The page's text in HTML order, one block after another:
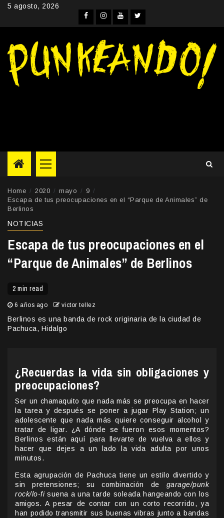
Skip5 agosto, 2026
Facebook
Instagram
YouTube
Twitter
Primary
Menu
Home 2020 mayo
9
Escapa de tus preocupaciones en el “Parque de Animales” de
Berlinos
NOTICIAS
Escapa de tus preocupaciones en el
“Parque de Animales” de Berlinos
2 min read
6 años ago victor tellez
Berlinos es una banda de rock originaria de la ciudad de
Pachuca, Hidalgo
¿Recuerdas la vida sin obligaciones y
preocupaciones?
Ser un chamaquito que nada más se preocupa en hacer
la tarea y después se poner a jugar Play Station; un
adolescente que nada más quiere conseguir alcohol y
tratar de ligar. ¿A dónde se fueron esos momentos?
Berlinos están aquí para llevarte de vuelva a ellos y
hacer que dejes a un lado la vida adulta por unos
minutos.
Esta agrupación de Pachuca tiene un estilo divertido y
sin pretensiones; su combinación de garage/punk
rock/lo-fisuena a una tarde soleada hangeando con los
amigos. A pesar de contar con un corto recorrido, ya
han podido transmitir sus buenas vibras junto a bandas